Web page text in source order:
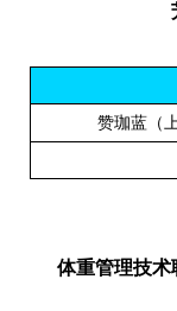
赞珈蓝（
体重管理技术